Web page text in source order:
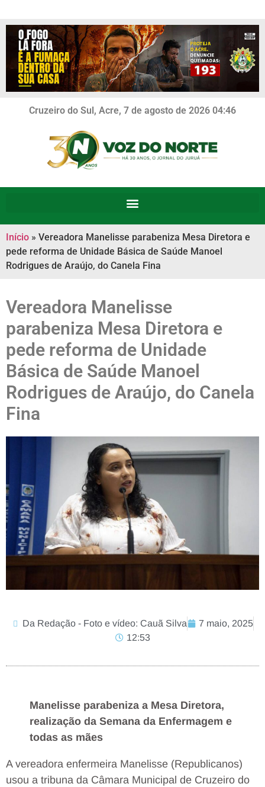
Cruzeiro do Sul, Acre, 7 de agosto de 2026 04:46
Início » Vereadora Manelisse parabeniza Mesa Diretora e
pede reforma de Unidade Básica de Saúde Manoel
Rodrigues de Araújo, do Canela Fina
Vereadora Manelisse
parabeniza Mesa Diretora e
pede reforma de Unidade
Básica de Saúde Manoel
Rodrigues de Araújo, do Canela
Fina
Da Redação - Foto e vídeo: Cauã Silva
7 maio, 2025
12:53
Manelisse parabeniza a Mesa Diretora,
realização da Semana da Enfermagem e
todas as mães
A vereadora enfermeira Manelisse (Republicanos)
usou a tribuna da Câmara Municipal de Cruzeiro do